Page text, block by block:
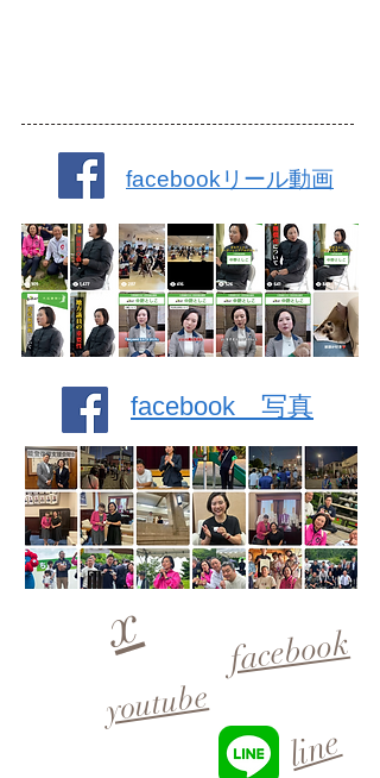
facebookリール動画
facebook 写真
x facebook
youtube
line